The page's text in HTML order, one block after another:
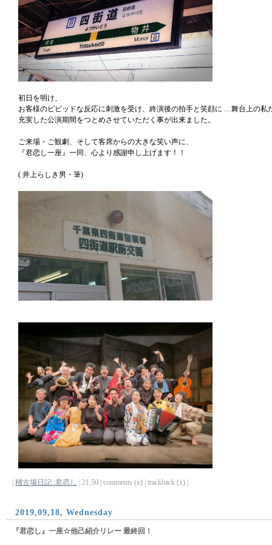
初日を明け、
お客様のビビッドな反応に刺激を受け、終演後の拍手と笑顔に …舞台上の私
充実した公演期間をつとめさせていただく事が出来ました。
ご来場・ご観劇、そして客席からの大きな笑い声に、
『君恋し一座』一同、心より感謝申し上げます！！
( 井上らしき男・筆)
稽古場日記::君恋し | 21:50 | comments (x) | trackback (x) |
2019,09,18, Wednesday
『君恋し』一座☆他己紹介リレー 最終回！